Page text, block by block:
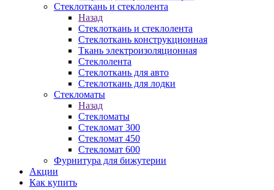
Стеклоткань и стеклолента
Назад
Стеклоткань и стеклолента
Стеклоткань конструкционная
Ткань электроизоляционная
Стеклолента
Стеклоткань для авто
Стеклоткань для лодки
Стекломаты
Назад
Стекломаты
Стекломат 300
Стекломат 450
Стекломат 600
Фурнитура для бижутерии
Акции
Как купить